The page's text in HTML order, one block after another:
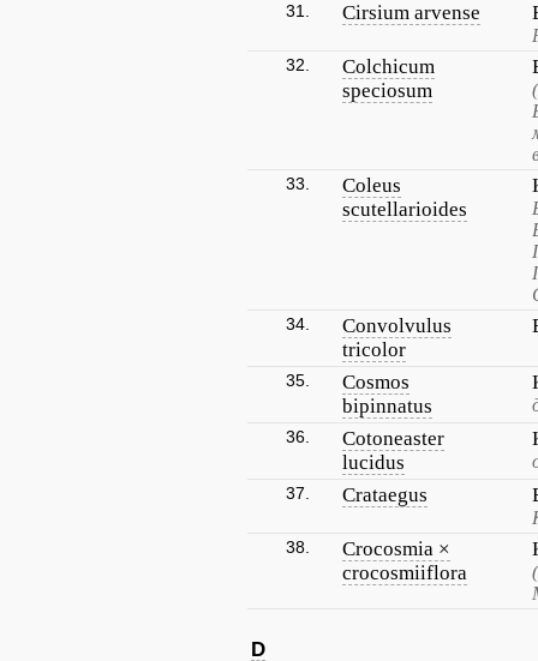
31. Cirsium arvense
32.
Colchicum
speciosum
33.
Coleus
scutellarioides
34.
Convolvulus
tricolor
35.
Cosmos
bipinnatus
36.
Cotoneaster
lucidus
37. Crataegus
38.
Crocosmia ×
crocosmiiflora
D